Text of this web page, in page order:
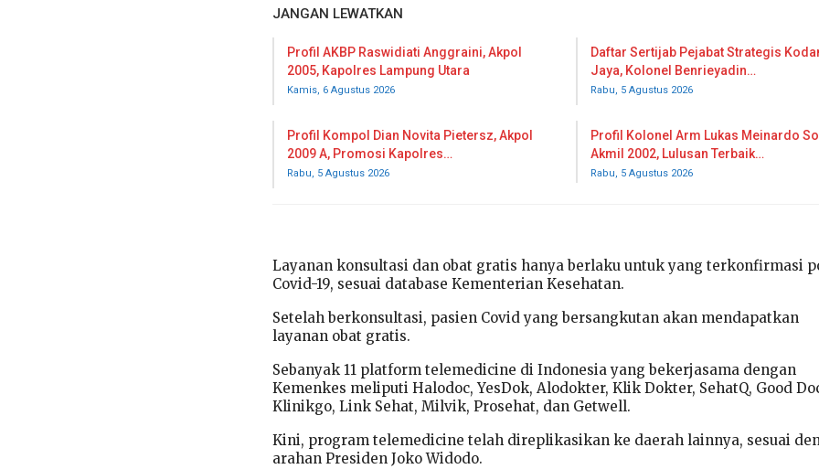
JANGAN LEWATKAN
Profil AKBP Raswidiati Anggraini, Akpol
2005, Kapolres Lampung Utara
Kamis, 6 Agustus 2026
Daftar Sertijab Pejabat Strategis
Jaya, Kolonel Benrieyadin…
Rabu, 5 Agustus 2026
Profil Kompol Dian Novita Pietersz, Akpol
2009 A, Promosi Kapolres…
Rabu, 5 Agustus 2026
Profil Kolonel Arm Lukas Meinardo
Akmil 2002, Lulusan Terbaik…
Rabu, 5 Agustus 2026
Layanan konsultasi dan obat gratis hanya berlaku untuk yang terkonfirmasi
Covid-19, sesuai database Kementerian Kesehatan.
Setelah berkonsultasi, pasien Covid yang bersangkutan akan mendapatkan
layanan obat gratis.
Sebanyak 11 platform telemedicine di Indonesia yang bekerjasama dengan
Kemenkes meliputi Halodoc, YesDok, Alodokter, Klik Dokter, SehatQ, Good
Klinikgo, Link Sehat, Milvik, Prosehat, dan Getwell.
Kini, program telemedicine telah direplikasikan ke daerah lainnya, sesuai
arahan Presiden Joko Widodo.